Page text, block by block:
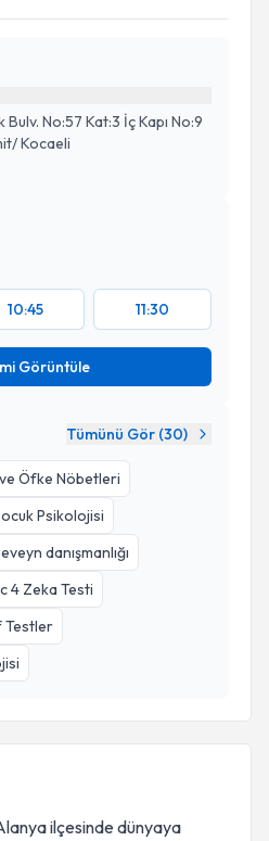
No:57 Kat:3 İç Kapı No:9
Kocaeli
10:45 11:30
Görüntüle
Tümünü Gör (30)
Öfke Nöbetleri
Psikolojisi
danışmanlığı
4 Zeka Testi
Testler
Alanya ilçesinde dünyaya